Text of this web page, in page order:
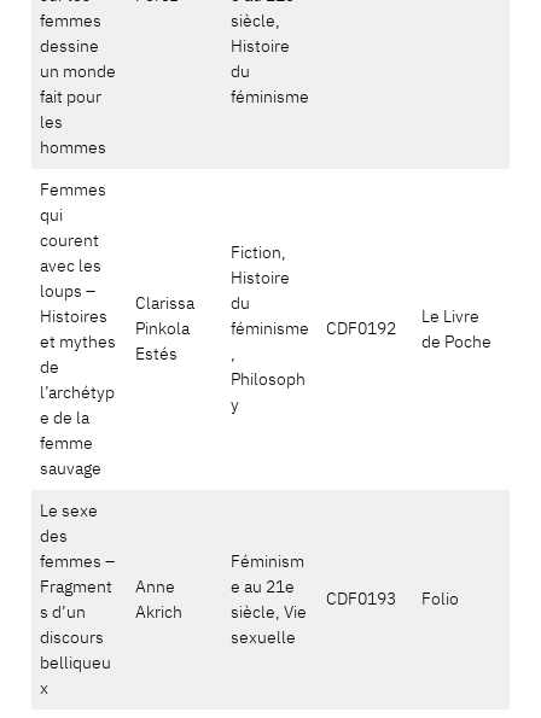
femmes
dessine
un monde
fait pour
les
hommes
siècle,
Histoire
du
féminisme
Femmes
qui
courent
avec les
loups –
Histoires
et mythes
de
l’archétyp
e de la
femme
sauvage
Clarissa
Pinkola
Estés
Fiction,
Histoire
du
féminisme
,
Philosoph
y
CDF0192
Le Livre
de Poche
Le sexe
des
femmes –
Fragment
s d’un
discours
belliqueu
x
Anne
Akrich
Féminism
e au 21e
siècle, Vie
sexuelle
CDF0193 Folio